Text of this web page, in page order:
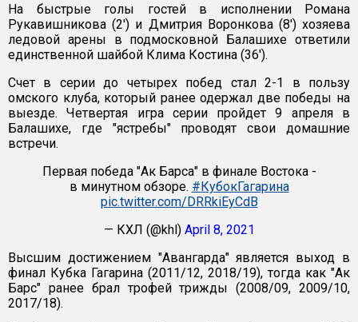
На быстрые голы гостей в исполнении Романа
Рукавишникова (2') и Дмитрия Воронкова (8') хозяева
ледовой арены в подмосковной Балашихе ответили
единственной шайбой Клима Костина (36').
Счет в серии до четырех побед стал 2-1 в пользу
омского клуба, который ранее одержал две победы на
выезде. Четвертая игра серии пройдет 9 апреля в
Балашихе, где "ястребы" проводят свои домашние
встречи.
Первая победа "Ак Барса" в финале Востока -
в минутном обзоре. #КубокГагарина
pic.twitter.com/DRRkiEyCdB
— КХЛ (@khl) April 8, 2021
Высшим достижением "Авангарда" является выход в
финал Кубка Гагарина (2011/12, 2018/19), тогда как "Ак
Барс" ранее брал трофей трижды (2008/09, 2009/10,
2017/18).